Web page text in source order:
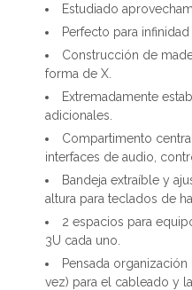
Estudiado
Perfecto para
Construcción de
forma de X.
Extremadamente
adicionales.
Compartimento
interfaces de audio,
Bandeja extraíble y
altura para teclados de
2 espacios para
3U cada uno.
Pensada
vez) para el cableado y